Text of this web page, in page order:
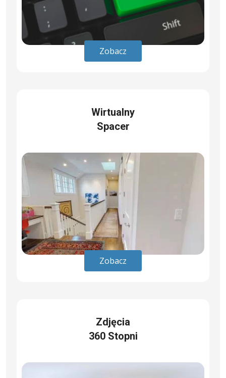
Zobacz
Wirtualny
Spacer
Zobacz
Zdjęcia
360 Stopni